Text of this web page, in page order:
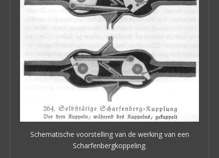
Schematische voorstelling van de werking van een
Scharfenbergkoppeling.